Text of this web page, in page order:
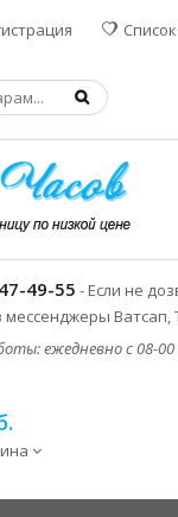
49-55 - Если не
Ватсап,
ежедневно с 08-00